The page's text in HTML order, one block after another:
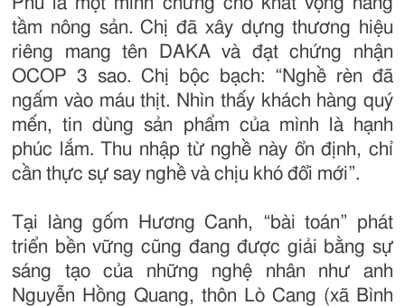
tầm nông sản. Chị đã xây dựng thương hiệu
riêng mang tên DAKA và đạt chứng nhận
OCOP 3 sao. Chị bộc bạch: “Nghề rèn đã
ngấm vào máu thịt. Nhìn thấy khách hàng quý
mến, tin dùng sản phẩm của mình là hạnh
phúc lắm. Thu nhập từ nghề này ổn định, chỉ
cần thực sự say nghề và chịu khó đổi mới”.
Tại làng gốm Hương Canh, “bài toán” phát
triển bền vững cũng đang được giải bằng sự
sáng tạo của những nghệ nhân như anh
Nguyễn Hồng Quang, thôn Lò Cang (xã Bình